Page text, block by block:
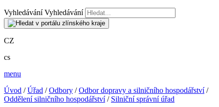
Vyhledávání Vyhledávání
CZ
cs
menu
Úvod /Úřad /Odbory /Odbor dopravy a silničního hospodářství/
Oddělení silničního hospodářství/ Silniční správní úřad